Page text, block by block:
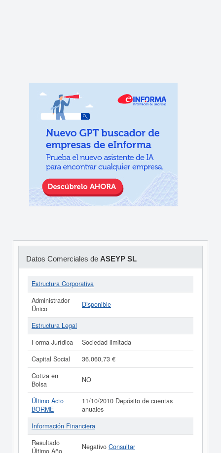
Datos Comerciales de ASEYP SL
Estructura Corporativa
Administrador
Único
Disponible
Estructura Legal
Forma Jurídica
Sociedad limitada
Capital Social
36.060,73 €
Cotiza en
Bolsa
NO
Último Acto
BORME
11/10/2010 Depósito de cuentas
anuales
Información Financiera
Resultado
Último Año
Negativo Consultar